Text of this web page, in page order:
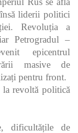
liderii politici
Revoluția a
Petrogradul –
epicentrul
masive de
pentru front.
revoltă politică
dificultățile de